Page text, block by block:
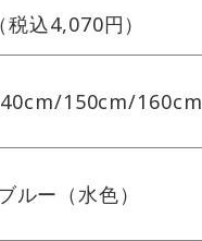
込4,070円）
150cm/160cm
ルー（水色）